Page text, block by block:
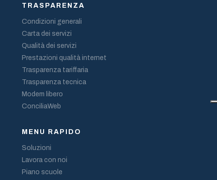
TRASPARENZA
Condizioni generali
Carta dei servizi
Qualità dei servizi
Prestazioni qualità internet
Trasparenza tariffaria
Trasparenza tecnica
Modem libero
ConciliaWeb
MENU RAPIDO
Soluzioni
Lavora con noi
Piano scuole